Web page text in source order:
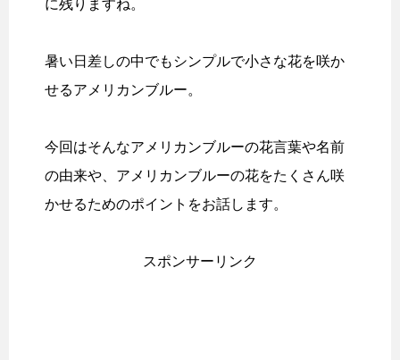
に残りますね。
暑い日差しの中でもシンプルで小さな花を咲か
せるアメリカンブルー。
今回はそんなアメリカンブルーの花言葉や名前
の由来や、アメリカンブルーの花をたくさん咲
かせるためのポイントをお話します。
スポンサーリンク